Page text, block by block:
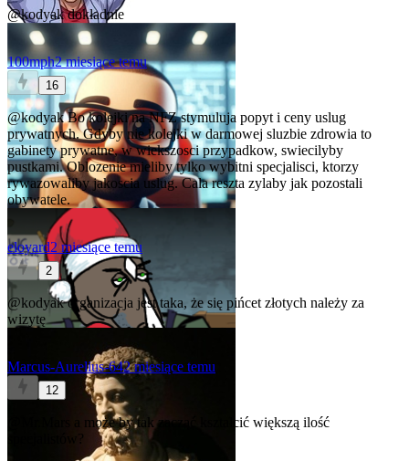
@kodyakdokładnie
100mph2 miesiące temu
16
@kodyakBo kolejki na NFZ stymuluja popyt i ceny uslug
prywatnych. Gdyby nie kolejki w darmowej sluzbie zdrowia to
gabinety prywatne, w wiekszosci przypadkow, swiecilyby
pustkami. Oblozenie mieliby tylko wybitni specjalisci, ktorzy
rywazowaliby jakoscia uslug. Cala reszta zylaby jak pozostali
obywatele.
eloyard2 miesiące temu
2
@kodyakorganizacja jest taka, że się pińcet złotych należy za
wizytę
Marcus-Aurelius-642 miesiące temu
12
a może by tak zacząć kształcić większą ilość
specjalistów?